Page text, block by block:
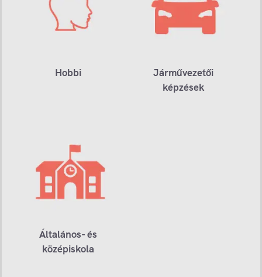
Hobbi
Járművezetői
képzések
Általános- és
középiskola